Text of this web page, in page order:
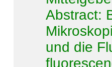
Abstract:
und die